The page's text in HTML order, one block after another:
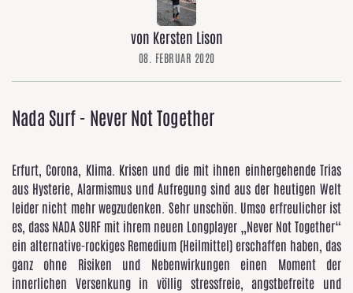
von Kersten Lison
08. FEBRUAR 2020
Nada Surf - Never Not Together
Erfurt, Corona, Klima. Krisen und die mit ihnen einhergehende Trias
aus Hysterie, Alarmismus und Aufregung sind aus der heutigen Welt
leider nicht mehr wegzudenken. Sehr unschön. Umso erfreulicher ist
es, dass NADA SURF mit ihrem neuen Longplayer „Never Not Together“
ein alternative-rockiges Remedium (Heilmittel) erschaffen haben, das
ganz ohne Risiken und Nebenwirkungen einen Moment der
innerlichen Versenkung in völlig stressfreie, angstbefreite und